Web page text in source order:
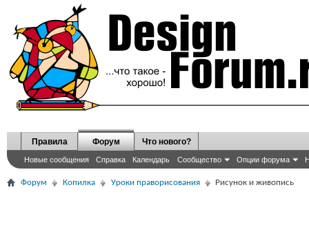
Правила Форум
Новые сообщения Справка Календарь Сообщество Опции форума
Что нового?
Форум Копилка Уроки праворисования Рисунок и живопись